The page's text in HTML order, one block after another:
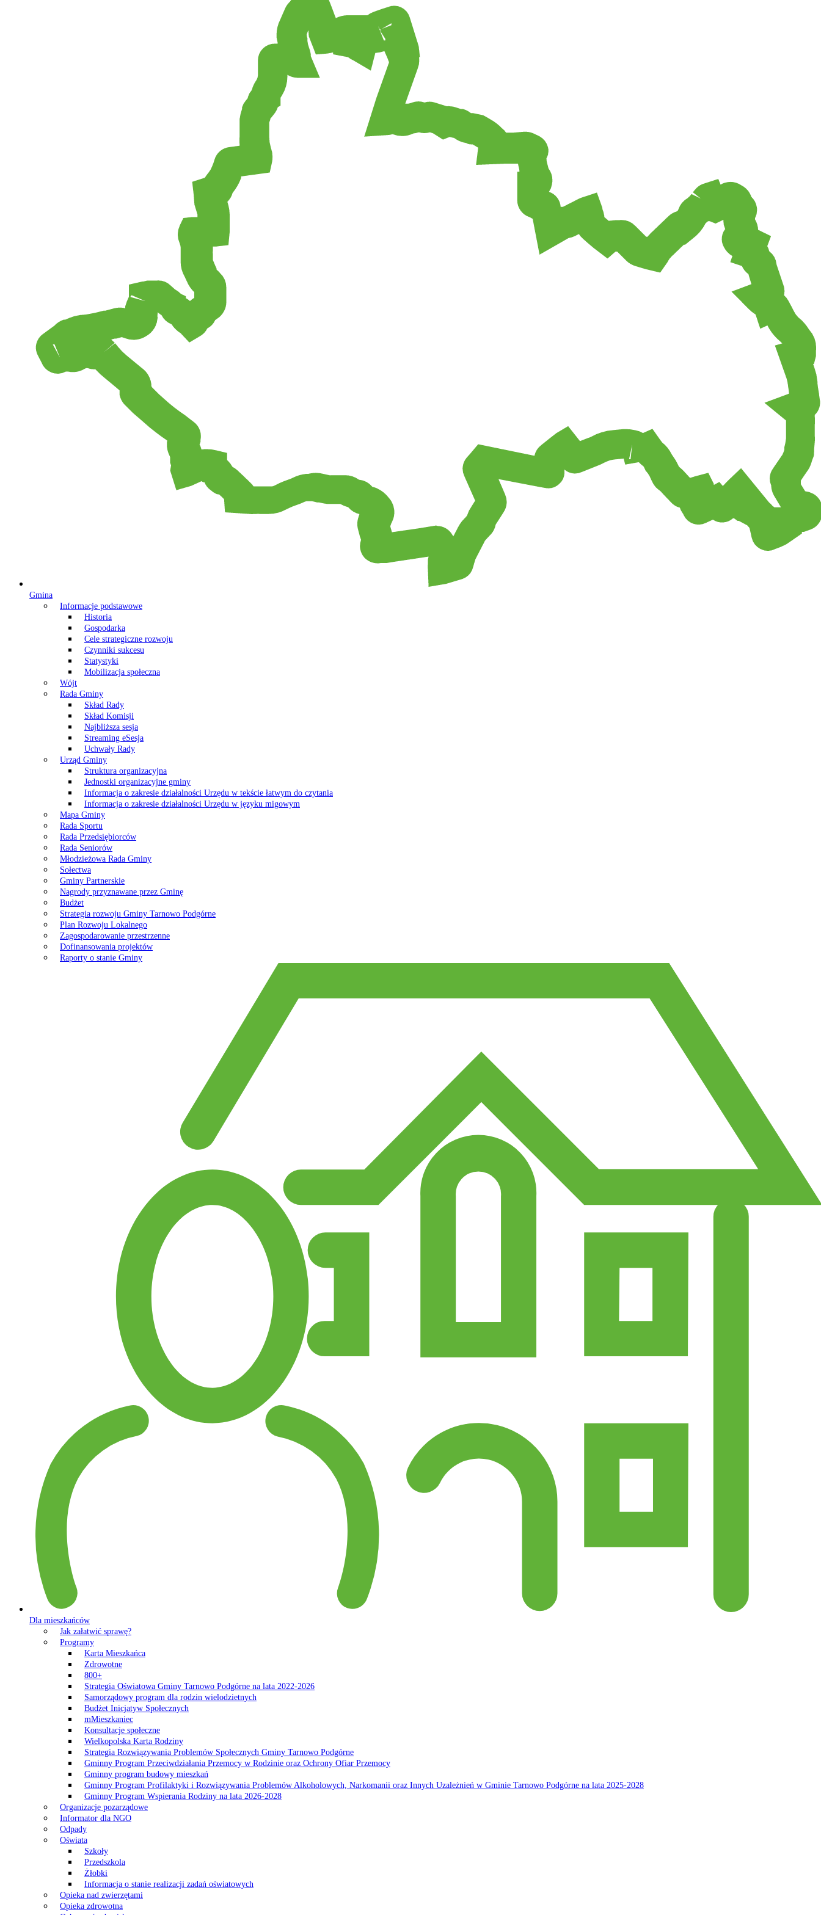
Gmina
Informacje podstawowe
Historia
Gospodarka
Cele strategiczne rozwoju
Czynniki sukcesu
Statystyki
Mobilizacja społeczna
Wójt
Rada Gminy
Skład Rady
Skład Komisji
Najbliższa sesja
Streaming eSesja
Uchwały Rady
Urząd Gminy
Struktura organizacyjna
Jednostki organizacyjne gminy
Informacja o zakresie działalności Urzędu w tekście łatwym do czytania
Informacja o zakresie działalności Urzędu w języku migowym
Mapa Gminy
Rada Sportu
Rada Przedsiębiorców
Rada Seniorów
Młodzieżowa Rada Gminy
Sołectwa
Gminy Partnerskie
Nagrody przyznawane przez Gminę
Budżet
Strategia rozwoju Gminy Tarnowo Podgórne
Plan Rozwoju Lokalnego
Zagospodarowanie przestrzenne
Dofinansowania projektów
Raporty o stanie Gminy
Dla mieszkańców
Jak załatwić sprawę?
Programy
Karta Mieszkańca
Zdrowotne
800+
Strategia Oświatowa Gminy Tarnowo Podgórne na lata 2022-2026
Samorządowy program dla rodzin wielodzietnych
Budżet Inicjatyw Społecznych
mMieszkaniec
Konsultacje społeczne
Wielkopolska Karta Rodziny
Strategia Rozwiązywania Problemów Społecznych Gminy Tarnowo Podgórne
Gminny Program Przeciwdziałania Przemocy w Rodzinie oraz Ochrony Ofiar Przemocy
Gminny program budowy mieszkań
Gminny Program Profilaktyki i Rozwiązywania Problemów Alkoholowych, Narkomanii oraz Innych Uzależnień w Gminie Tarnowo Podgórne na lata 2025-2028
Gminny Program Wspierania Rodziny na lata 2026-2028
Organizacje pozarządowe
Informator dla NGO
Odpady
Oświata
Szkoły
Przedszkola
Żłobki
Informacja o stanie realizacji zadań oświatowych
Opieka nad zwierzętami
Opieka zdrowotna